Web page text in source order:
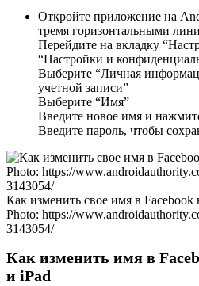
Откройте приложение на
тремя горизонтальными
Перейдите на вкладку
“Настройки и
Выберите “Личная
учетной записи”
Выберите “Имя”
Введите новое имя и
Введите пароль, чтобы
Как изменить свое имя в Facebook
Photo: https://
3143054/
Как изменить имя в
и iPad